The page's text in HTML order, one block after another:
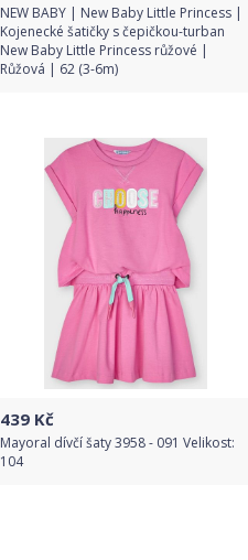
NEW BABY | New Baby Little Princess |
Kojenecké šatičky s čepičkou-turban
New Baby Little Princess růžové |
Růžová | 62 (3-6m)
Porovnat ceny
439 Kč
Mayoral dívčí šaty 3958 - 091 Velikost:
104